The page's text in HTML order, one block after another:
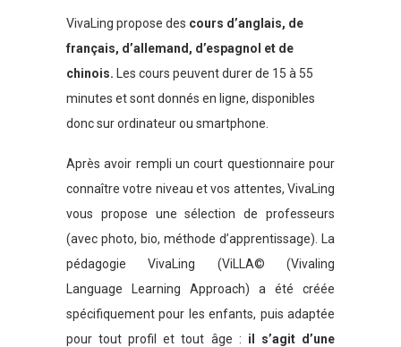
VivaLing propose des cours d’anglais, de
français, d’allemand, d’espagnol et de
chinois. Les cours peuvent durer de 15 à 55
minutes et sont donnés en ligne, disponibles
donc sur ordinateur ou smartphone.
Après avoir rempli un court questionnaire pour
connaître votre niveau et vos attentes, VivaLing
vous propose une sélection de professeurs
(avec photo, bio, méthode d’apprentissage). La
pédagogie VivaLing (ViLLA© (Vivaling
Language Learning Approach) a été créée
spécifiquement pour les enfants, puis adaptée
pour tout profil et tout âge : il s’agit d’une